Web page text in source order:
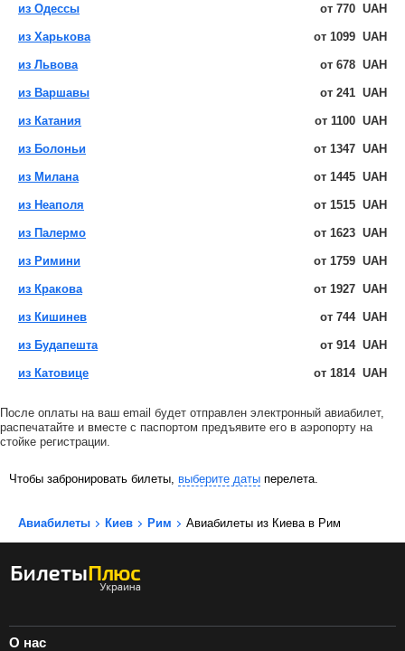
из Одессы от 770 UAH
из Харькова от 1099 UAH
из Львова от 678 UAH
из Варшавы от 241 UAH
из Катания от 1100 UAH
из Болоньи от 1347 UAH
из Милана от 1445 UAH
из Неаполя от 1515 UAH
из Палермо от 1623 UAH
из Римини от 1759 UAH
из Кракова от 1927 UAH
из Кишинев от 744 UAH
из Будапешта от 914 UAH
из Катовице от 1814 UAH
После оплаты на ваш email будет отправлен электронный авиабилет,
распечатайте и вместе с паспортом предъявите его в аэропорту на
стойке регистрации.
Чтобы забронировать билеты, выберите даты перелета.
Авиабилеты Киев Рим Авиабилеты из Киева в Рим
О нас